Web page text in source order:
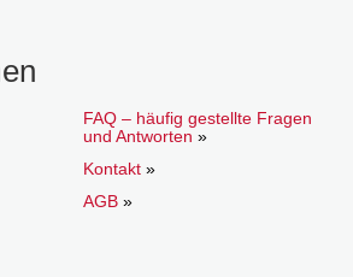
FAQ – häufig gestellte Fragen
und Antworten »
Kontakt »
AGB »